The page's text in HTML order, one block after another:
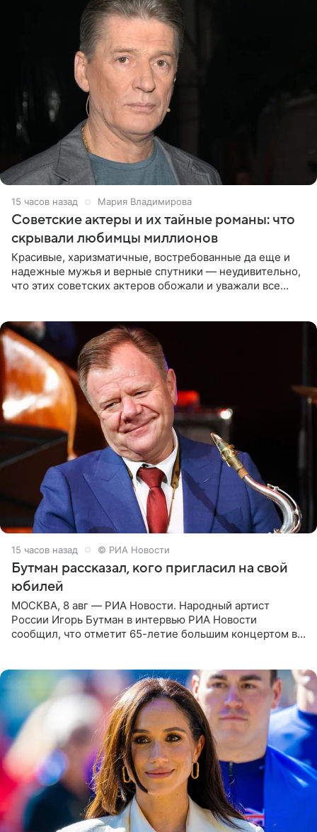
15 часов назад Мария Владимирова
Советские актеры и их тайные романы: что
скрывали любимцы миллионов
Красивые, харизматичные, востребованные да еще и
надежные мужья и верные спутники — неудивительно,
что этих советских актеров обожали и уважали все
15 часов назад © РИА Новости
Бутман рассказал, кого пригласил на свой
юбилей
МОСКВА, 8 авг — РИА Новости. Народный артист
России Игорь Бутман в интервью РИА Новости
сообщил, что отметит 65-летие большим концертом в